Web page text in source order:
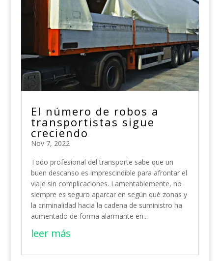
El número de robos a
transportistas sigue
creciendo
Nov 7, 2022
Todo profesional del transporte sabe que un
buen descanso es imprescindible para afrontar el
viaje sin complicaciones. Lamentablemente, no
siempre es seguro aparcar en según qué zonas y
la criminalidad hacia la cadena de suministro ha
aumentado de forma alarmante en...
leer más